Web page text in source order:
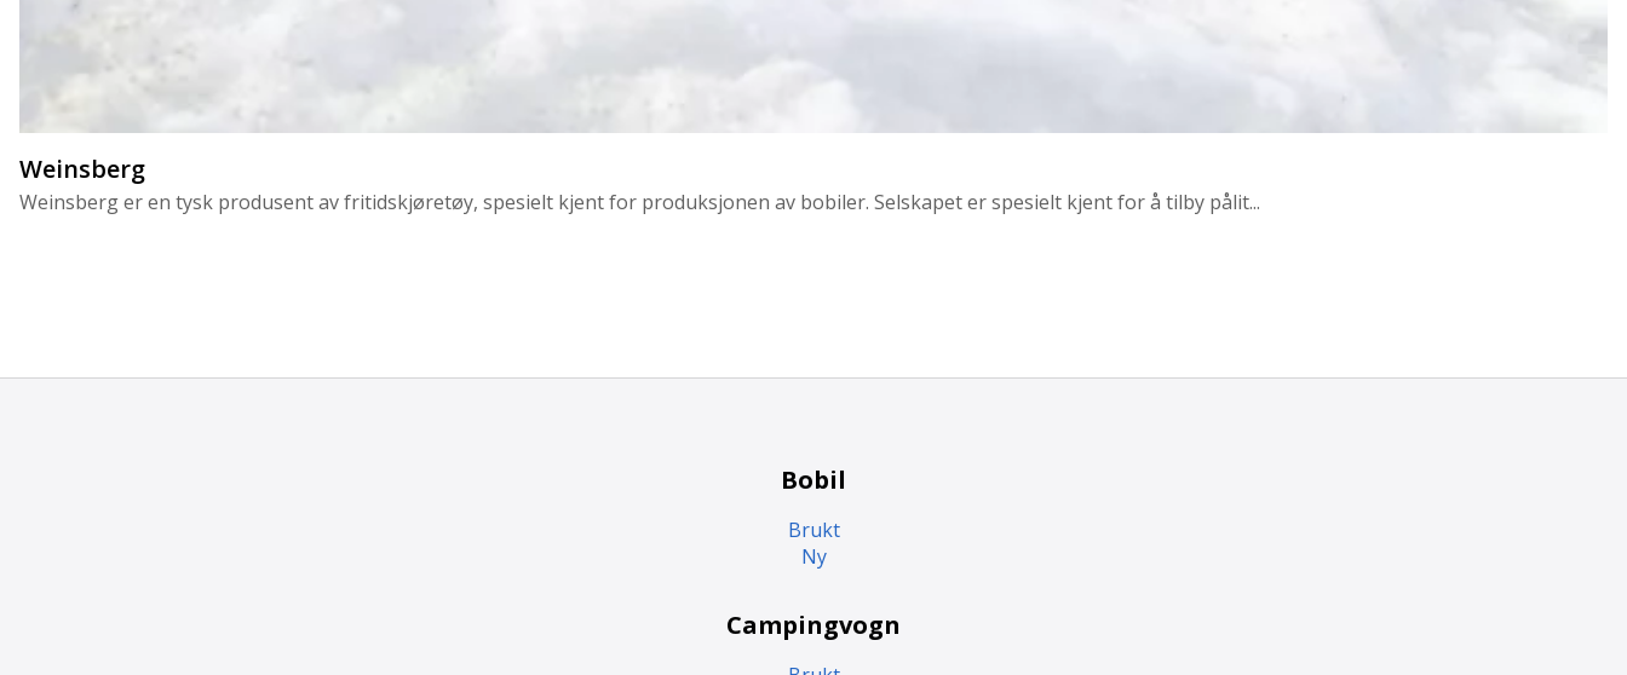
Weinsberg
Weinsberg er en tysk produsent av fritidskjøretøy, spesielt kjent for produksjonen av bobiler. Selskapet er spesielt kjent for å tilby pålit...
Bobil
Brukt
Ny
Campingvogn